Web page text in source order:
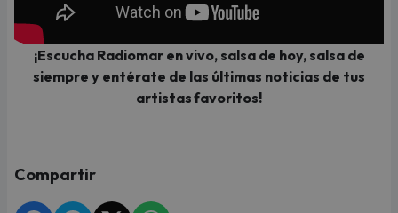
¡Escucha Radiomar en vivo, salsa de hoy, salsa de
siempre y entérate de las últimas noticias de tus
artistas favoritos!
Compartir